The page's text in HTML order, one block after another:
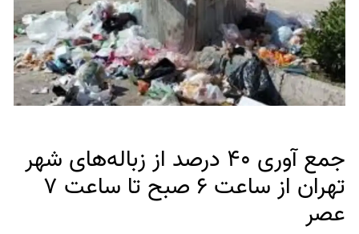
جمع آوری 40 درصد از زباله‌های شهر
تهران از ساعت 6 صبح تا ساعت 7
عصر